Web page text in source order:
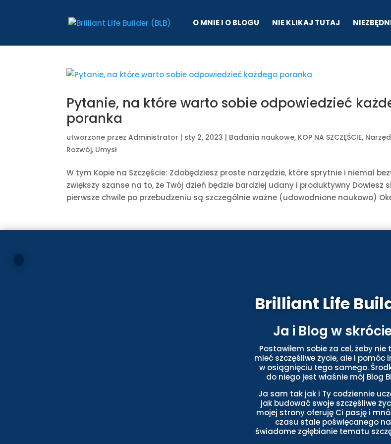
O MNIE I O BLOGU NIE KLIKAJ TUTAJ
Pytanie, na które warto sobie odpowiedzieć
poranka
utworzone przezAdministrator | sty 2, 2023 | Badania naukowe, KOP NA SZCZĘŚCIE,
Rozwój, Umysł
W tym Kopie na Szczęście: Zdobędziesz proste narzędzie, które sprytnie i niemal
zwiększy szanse na to, że Twój dzień będzie bardziej udany i produktywny Dowiesz
pierwsze chwile po przebudzeniu są szczególnie ważne (udowodnione naukowo)
Brilliant Life
Ja i Blog w
Postawiłem sobie za cel, żeby nie
mieć szczęśliwe życie, ale i pomóc
w osiągnięciu tego samego.
do niego jest właśnie mój Blog
Ja sam tak jak i Ty codziennie
jak budować swoje szczęśliwe
mojej strony oferuję Ci pasję i
czasu stale poświęcanego na
świadome zgłębianie tematu